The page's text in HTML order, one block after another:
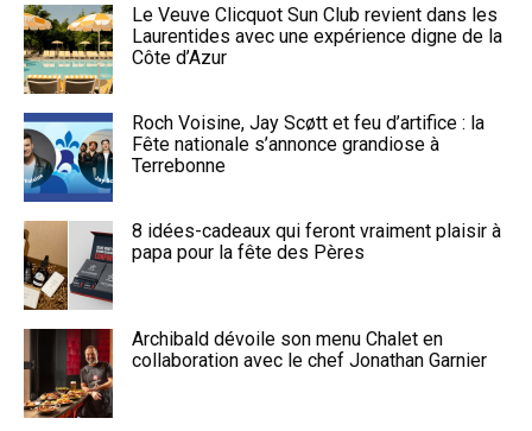
Le Veuve Clicquot Sun Club revient dans les
Laurentides avec une expérience digne de la
Côte d’Azur
Roch Voisine, Jay Scøtt et feu d’artifice : la
Fête nationale s’annonce grandiose à
Terrebonne
8 idées-cadeaux qui feront vraiment plaisir à
papa pour la fête des Pères
Archibald dévoile son menu Chalet en
collaboration avec le chef Jonathan Garnier